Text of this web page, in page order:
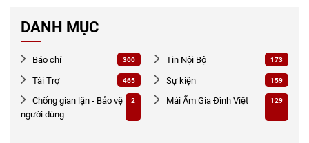
DANH MỤC
Báo chí 300 Tin Nội Bộ 173
Tài Trợ 465 Sự kiện 159
Chống gian lận - Bảo vệ
người dùng
2 Mái Ấm Gia Đình Việt 129